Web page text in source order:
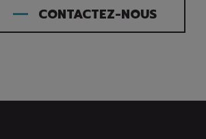
CONTACTEZ-NOUS